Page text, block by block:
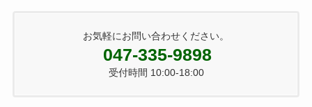
お気軽にお問い合わせください。
047-335-9898
受付時間 10:00-18:00